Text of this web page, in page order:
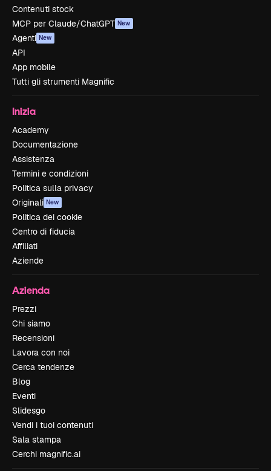
Contenuti stock
MCP per Claude/ChatGPT New
Agenti New
API
App mobile
Tutti gli strumenti Magnific
Inizia
Academy
Documentazione
Assistenza
Termini e condizioni
Politica sulla privacy
Originali New
Politica dei cookie
Centro di fiducia
Affiliati
Aziende
Azienda
Prezzi
Chi siamo
Recensioni
Lavora con noi
Cerca tendenze
Blog
Eventi
Slidesgo
Vendi i tuoi contenuti
Sala stampa
Cerchi magnific.ai